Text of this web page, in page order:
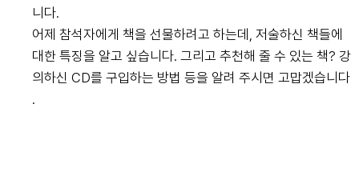
니다.
어제 참석자에게 책을 선물하려고 하는데, 저술하신 책들에
대한 특징을 알고 싶습니다. 그리고 추천해 줄 수 있는 책? 강
의하신 CD를 구입하는 방법 등을 알려 주시면 고맙겠습니다
.